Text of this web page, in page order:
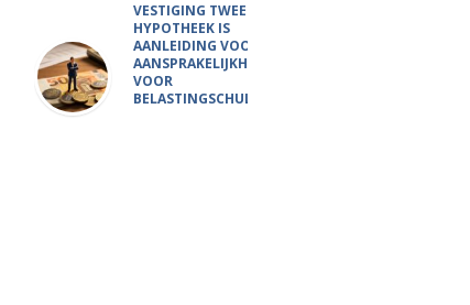
VESTIGING TWEEDE
HYPOTHEEK IS
AANLEIDING VOOR
AANSPRAKELIJKHEID
VOOR
BELASTINGSCHULD